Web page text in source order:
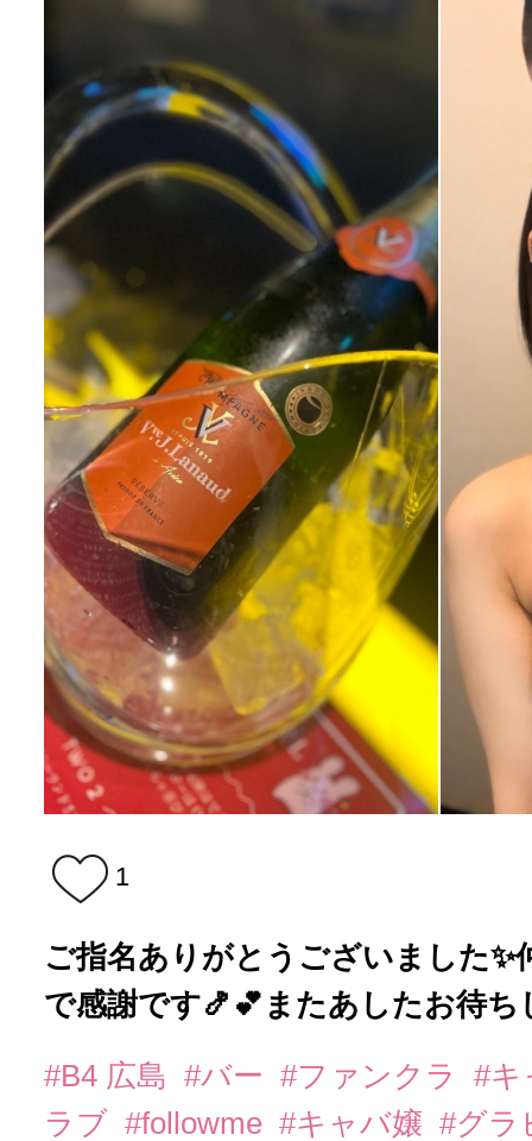
1
ご指名ありがとうございました✨
で感謝です🍤💕またあしたお待ち
#B4 広島 #バー #ファンクラ
#
ラブ #followme #キャバ嬢 #グ